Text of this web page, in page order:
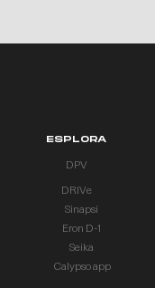
ESPLORA
DPV
DRIVe
Sinapsi
Eron D-1
Seika
Calypso app